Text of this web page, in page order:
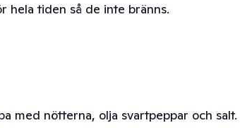
hela tiden så de inte bränns.
med nötterna, olja svartpeppar och salt.